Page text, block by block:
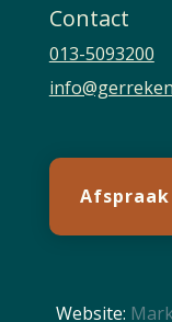
Contact
013-5093200
Website: